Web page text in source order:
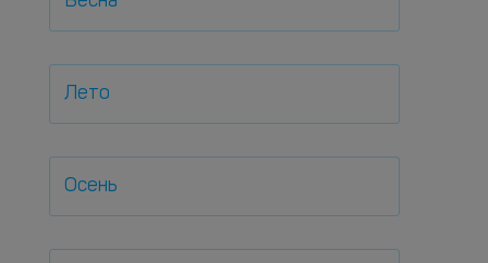
Лето
Осень